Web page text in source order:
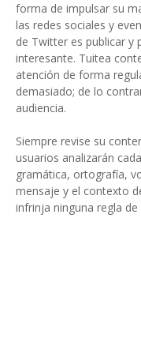
forma de impulsar su
las redes sociales y
de Twitter es publicar y
interesante. Tuitea
atención de forma
demasiado; de lo
audiencia.
Siempre revise su
usuarios analizarán
gramática, ortografía,
mensaje y el contexto
infrinja ninguna regla